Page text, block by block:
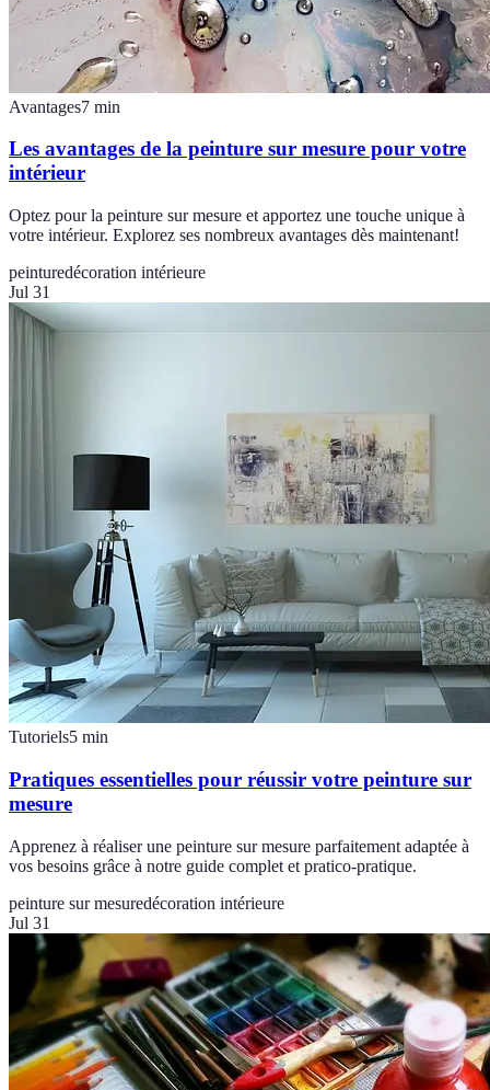
Avantages7 min
Les avantages de la peinture sur mesure pour votre
intérieur
Optez pour la peinture sur mesure et apportez une touche unique à
votre intérieur. Explorez ses nombreux avantages dès maintenant!
peinturedécoration intérieure
Jul 31
Tutoriels5 min
Pratiques essentielles pour réussir votre peinture sur
mesure
Apprenez à réaliser une peinture sur mesure parfaitement adaptée à
vos besoins grâce à notre guide complet et pratico-pratique.
peinture sur mesuredécoration intérieure
Jul 31